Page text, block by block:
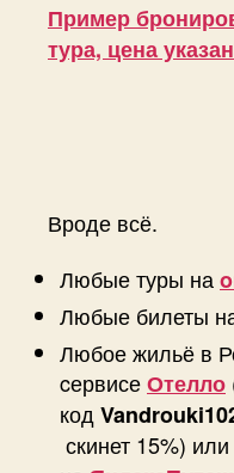
Пример
тура, цена
Вроде всё.
Любые туры на
Любые билеты
Любое жильё в
cервисеОтелло
код
скинет 15%) или